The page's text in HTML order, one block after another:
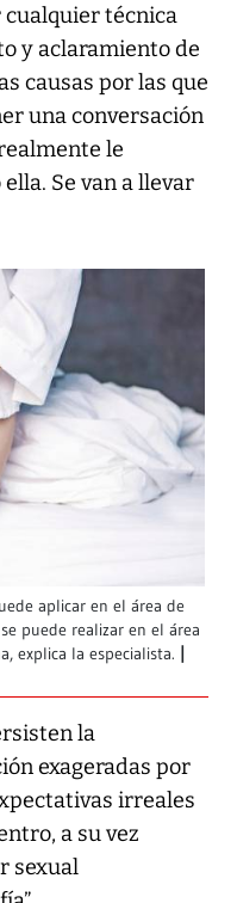
cualquier técnica
y aclaramiento de
causas por las que
una conversación
le
Se van a llevar
aplicar en el área de
puede realizar en el área
explica la especialista.
la
exageradas por
irreales
a su vez
sexual